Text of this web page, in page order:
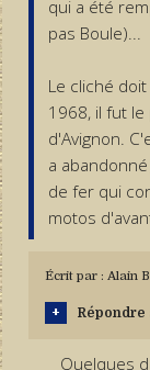
qui a été
pas Boule)...
Le cliché
1968, il fut
d'Avignon.
a
de fer qui
motos
Écrit par : Alain
Répondre
Quelques